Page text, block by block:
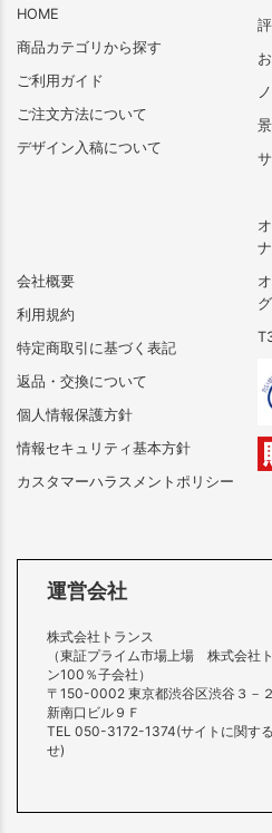
HOME
商品カテゴリから探す
ご利用ガイド
ご注文方法について
デザイン入稿について
会社概要
利用規約
特定商取引に基づく表記
返品・交換について
個人情報保護方針
情報セキュリティ基本方針
カスタマーハラスメントポリシー
運営会社
株式会社トランス
（東証プライム市場上場 株式会社
ン100％子会社）
〒150-0002 東京都渋谷区渋谷３－
新南口ビル９Ｆ
TEL 050-3172-1374(サイトに関す
せ)